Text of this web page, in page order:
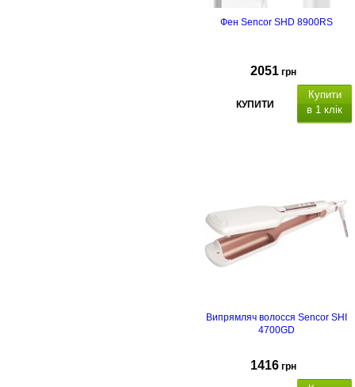
Фен Sencor SHD 8900RS
2051 грн
КУПИТИ
Купити
в 1 клік
Випрямляч волосся Sencor SHI
4700GD
1416 грн